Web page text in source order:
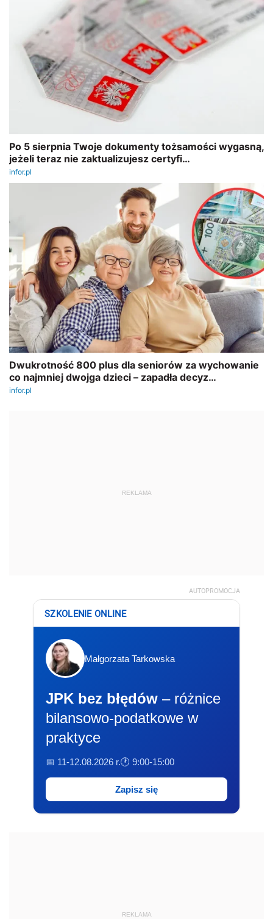
REKLAMA
AUTOPROMOCJA
SZKOLENIE ONLINE
Małgorzata Tarkowska
JPK bez błędów – różnice
bilansowo-podatkowe w
praktyce
📅 11-12.08.2026 r.🕐 9:00-15:00
Zapisz się
REKLAMA